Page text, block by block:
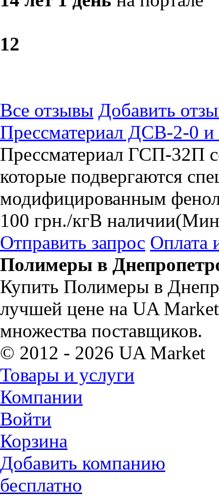
12
Все отзывы Добавить
Прессматериал ДСВ-2-0
Прессматериал ГСП-32П
которые подвергаются
модифицированным
100 грн./кгВ наличии
Отправить запрос Оплата
Полимеры в
Купить Полимеры в
лучшей цене на UA
множества поставщиков.
© 2012 - 2026 UA Market
Товары и услуги
Компании
Войти
Корзина
Добавить компанию
бесплатно